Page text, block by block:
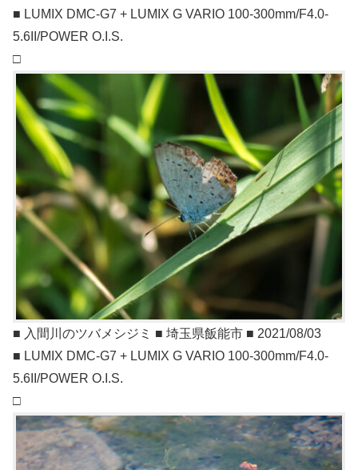
■ LUMIX DMC-G7 + LUMIX G VARIO 100-300mm/F4.0-
5.6II/POWER O.I.S.
□
■ 入間川のツバメシジミ ■ 埼玉県飯能市 ■ 2021/08/03
■ LUMIX DMC-G7 + LUMIX G VARIO 100-300mm/F4.0-
5.6II/POWER O.I.S.
□